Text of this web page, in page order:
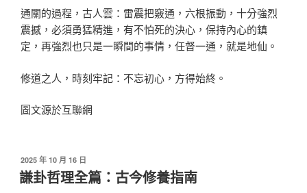
通關的過程，古人雲：雷震把竅通，六根振動，十分強烈
震撼，必須勇猛精進，有不怕死的決心，保持內心的鎮
定，再強烈也只是一瞬間的事情，任督一通，就是地仙。
修道之人，時刻牢記：不忘初心，方得始終。
圖文源於互聯網
發
佈
於
2025 年 10 月 16 日
謙卦哲理全篇：古今修養指南